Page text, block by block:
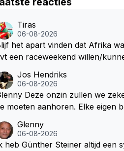
Tiras
06-08-2026
het apart vinden dat Afrika
een raceweekend willen/
van circuits en geld voor de
binnen te halen. Dit terwijl
steeds flink wat ontwikkelingshulpgeld beur
Jos Hendriks
06-08-2026
onzin zullen we zeker nog een week of tw
moeten aanhoren. Elke eigen
van het liedje zitten ze er
met deze bullshit lezen
Glenny
06-08-2026
heb Günther Steiner altijd een